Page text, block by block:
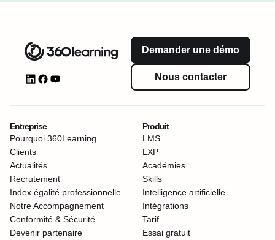
Demander une démo
Nous contacter
Entreprise
Pourquoi 360Learning
Clients
Actualités
Recrutement
Index égalité professionnelle
Notre Accompagnement
Conformité & Sécurité
Devenir partenaire
Produit
LMS
LXP
Académies
Skills
Intelligence artificielle
Intégrations
Tarif
Essai gratuit